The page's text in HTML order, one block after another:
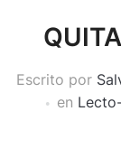
Escrito por
en